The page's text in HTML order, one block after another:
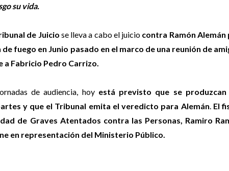
su vida.
de Juicio se lleva a cabo el juicio contra Ramón Alemán
fuego en Junio pasado en el marco de una reunión de
a Fabricio Pedro Carrizo.
de audiencia, hoy está previsto que se produzcan
y que el Tribunal emita el veredicto para Alemán El
de Graves Atentados contra las Personas, Ramiro
en representación del Ministerio Público.